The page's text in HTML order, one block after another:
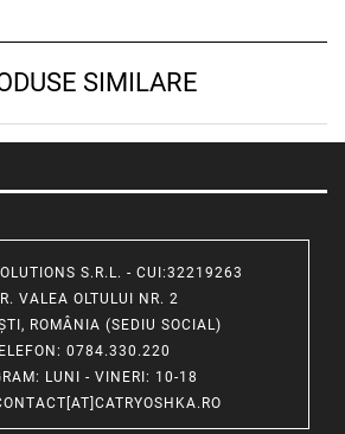
SIMILARE
S.R.L. - CUI:32219263
VALEA OLTULUI NR. 2
ROMÂNIA (SEDIU SOCIAL)
: 0784.330.220
: LUNI - VINERI: 10-18